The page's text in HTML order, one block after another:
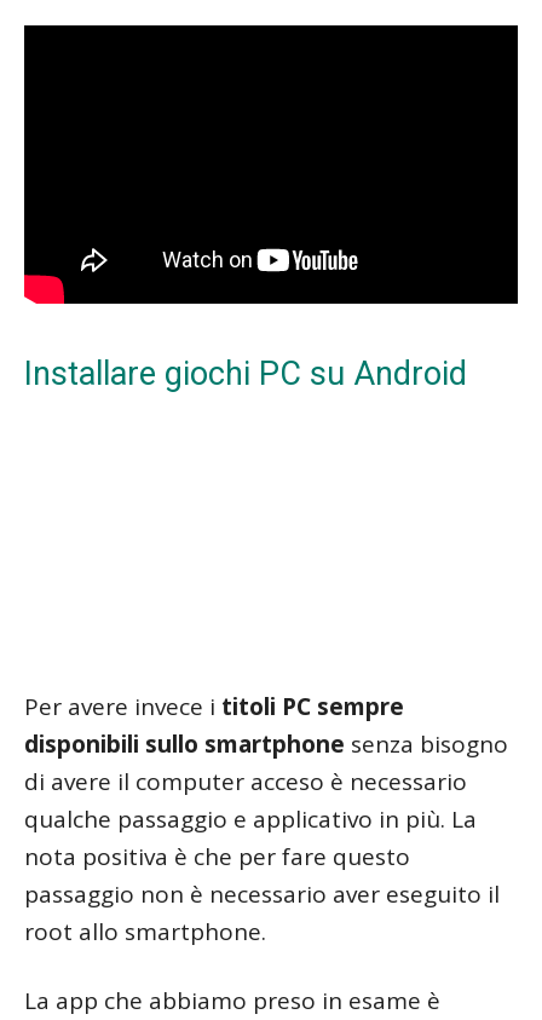
Installare giochi PC su Android
Per avere invece i titoli PC sempre
disponibili sullo smartphone senza bisogno
di avere il computer acceso è necessario
qualche passaggio e applicativo in più. La
nota positiva è che per fare questo
passaggio non è necessario aver eseguito il
root allo smartphone.
La app che abbiamo preso in esame è